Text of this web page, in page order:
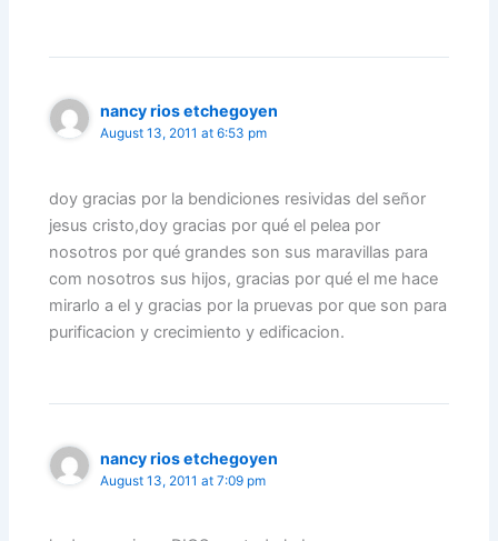
nancy rios etchegoyen
August 13, 2011 at 6:53 pm
doy gracias por la bendiciones resividas del señor
jesus cristo,doy gracias por qué el pelea por
nosotros por qué grandes son sus maravillas para
com nosotros sus hijos, gracias por qué el me hace
mirarlo a el y gracias por la pruevas por que son para
purificacion y crecimiento y edificacion.
nancy rios etchegoyen
August 13, 2011 at 7:09 pm